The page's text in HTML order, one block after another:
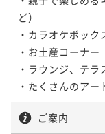
ど）
・カラオケボック
・お土産コーナー
・ラウンジ、テラ
ご案内